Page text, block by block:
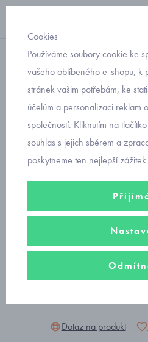
dětské sněhule
Olang Bingo
dětské zimní
Dotaz na produkt
Cookies
Používáme soubory cookie ke
vašeho oblíbeného e-shopu, k
stránek vašim potřebám, ke
účelům a personalizaci reklam
společností. Kliknutím na
souhlas s jejich sběrem a
poskytneme ten nejlepší